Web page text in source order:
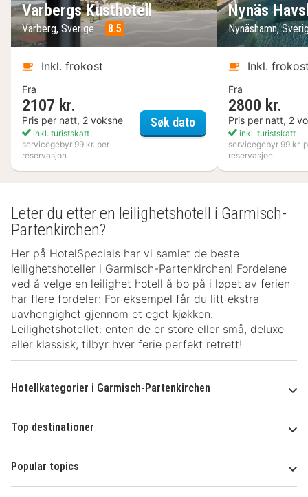
Varbergs Kusthotell
Varberg, Sverige 8.5
Inkl. frokost
Fra
2107 kr.
Pris per natt, 2 voksne
inkl. turistskatt
servicegebyr 99 kr. per
reservasjon
Søk datoVarbergs Kusthotell
Nynäs
Nynäshamn,
Inkl.
Fra
2800 kr.
Pris per natt, 2
inkl. turistskatt
servicegebyr 99 kr.
reservasjon
Leter du etter en leilighetshotell i Garmisch-
Partenkirchen?
Her på HotelSpecials har vi samlet de beste
leilighetshoteller i Garmisch-Partenkirchen! Fordelene
ved å velge en leilighet hotell å bo på i løpet av ferien
har flere fordeler: For eksempel får du litt ekstra
uavhengighet gjennom et eget kjøkken.
Leilighetshotellet: enten de er store eller små, deluxe
eller klassisk, tilbyr hver ferie perfekt retrett!
Hotellkategorier i Garmisch-Partenkirchen
Top destinationer
Popular topics